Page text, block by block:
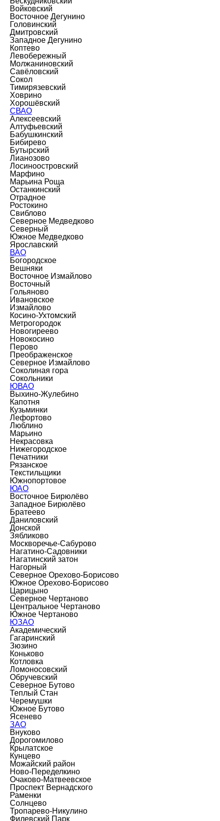
Войковский
Восточное Дегунино
Головинский
Дмитровский
Западное Дегунино
Коптево
Левобережный
Молжаниновский
Савёловский
Сокол
Тимирязевский
Ховрино
Хорошёвский
СВАО
Алексеевский
Алтуфьевский
Бабушкинский
Бибирево
Бутырский
Лианозово
Лосиноостровский
Марфино
Марьина Роща
Останкинский
Отрадное
Ростокино
Свиблово
Северное Медведково
Северный
Южное Медведково
Ярославский
ВАО
Богородское
Вешняки
Восточное Измайлово
Восточный
Гольяново
Ивановское
Измайлово
Косино-Ухтомский
Метрогородок
Новогиреево
Новокосино
Перово
Преображенское
Северное Измайлово
Соколиная гора
Сокольники
ЮВАО
Выхино-Жулебино
Капотня
Кузьминки
Лефортово
Люблино
Марьино
Некрасовка
Нижегородское
Печатники
Рязанское
Текстильщики
Южнопортовое
ЮАО
Восточное Бирюлёво
Западное Бирюлёво
Братеево
Даниловский
Донской
Зябликово
Москворечье-Сабурово
Нагатино-Садовники
Нагатинский затон
Нагорный
Северное Орехово-Борисово
Южное Орехово-Борисово
Царицыно
Северное Чертаново
Центральное Чертаново
Южное Чертаново
ЮЗАО
Академический
Гагаринский
Зюзино
Коньково
Котловка
Ломоносовский
Обручевский
Северное Бутово
Теплый Стан
Черемушки
Южное Бутово
Ясенево
ЗАО
Внуково
Дорогомилово
Крылатское
Кунцево
Можайский район
Ново-Переделкино
Очаково-Матвеевское
Проспект Вернадского
Раменки
Солнцево
Тропарево-Никулино
Филевский Парк